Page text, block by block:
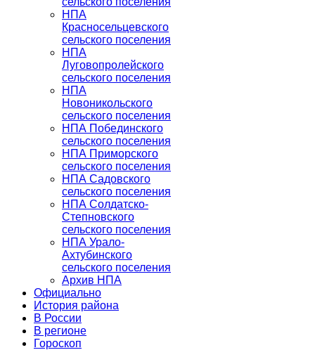
НПА
Красносельцевского
сельского поселения
НПА
Луговопролейского
сельского поселения
НПА
Новоникольского
сельского поселения
НПА Побединского
сельского поселения
НПА Приморского
сельского поселения
НПА Садовского
сельского поселения
НПА Солдатско-
Степновского
сельского поселения
НПА Урало-
Ахтубинского
сельского поселения
Архив НПА
Официально
История района
В России
В регионе
Гороскоп